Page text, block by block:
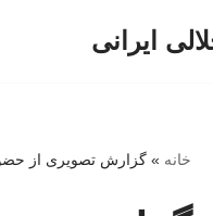
ایرانی
خانه »گزارش تصویری از